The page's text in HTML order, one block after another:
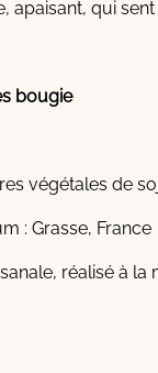
apaisant, qui
bougie
végétales de
: Grasse, France
réalisé à la